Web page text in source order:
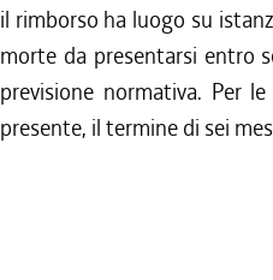
il rimborso ha luogo su
morte da presentarsi entro
previsione normativa. Per
presente, il termine di sei